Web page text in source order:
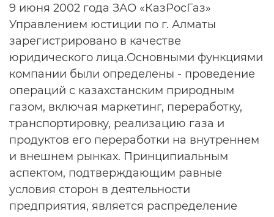
9 июня 2002 года ЗАО «КазРосГаз»
Управлением юстиции по г. Алматы
зарегистрировано в качестве
юридического лица.Основными функциями
компании были определены - проведение
операций с казахстанским природным
газом, включая маркетинг, переработку,
транспортировку, реализацию газа и
продуктов его переработки на внутреннем
и внешнем рынках. Принципиальным
аспектом, подтверждающим равные
условия сторон в деятельности
предприятия, является распределение